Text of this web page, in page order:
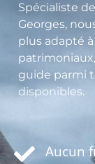
Spécialiste
Georges,
plus adapté
guide parmi
disponibles.
Aucun